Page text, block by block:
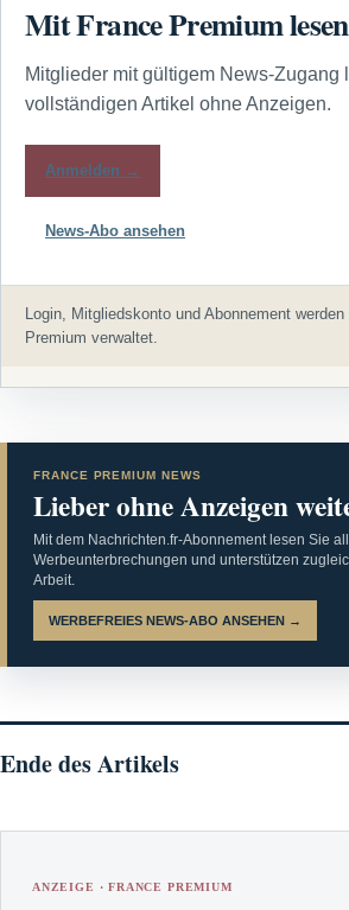
Mit France Premium lesen
Mitglieder mit gültigem News-Zugang
vollständigen Artikel ohne Anzeigen.
Anmelden →
News-Abo ansehen
Login, Mitgliedskonto und Abonnement
Premium verwaltet.
FRANCE PREMIUM NEWS
Lieber ohne Anzeigen
Mit dem Nachrichten.fr-Abonnement lesen Sie
Werbeunterbrechungen und unterstützen
Arbeit.
WERBEFREIES NEWS-ABO ANSEHEN →
Ende des Artikels
ANZEIGE · FRANCE PREMIUM